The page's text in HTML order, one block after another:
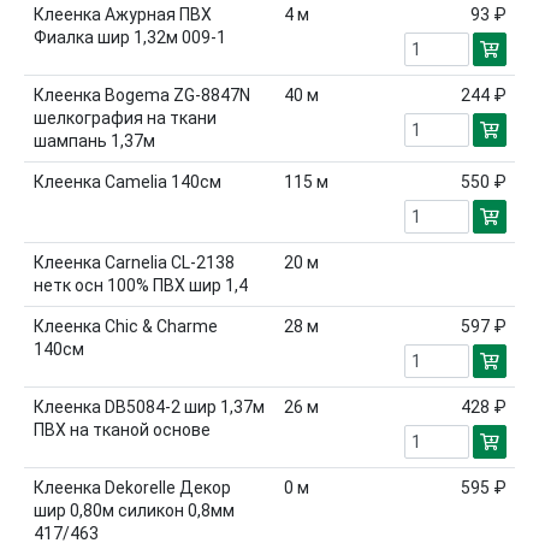
Клеенка Aжурная ПВХ
Фиалка шир 1,32м 009-1
4м 93 ₽
Клеенка Bogema ZG-8847N
шелкография на ткани
шампань 1,37м
40 м 244 ₽
Клеенка Camelia 140см 115 м 550 ₽
Клеенка Carnelia CL-2138
нетк осн 100% ПВХ шир 1,4
20 м
Клеенка Chic & Charme
140см
28 м 597 ₽
Клеенка DB5084-2 шир 1,37м
ПВХ на тканой основе
26 м 428 ₽
Клеенка Dekorelle Декор
шир 0,80м силикон 0,8мм
417/463
0 м 595 ₽